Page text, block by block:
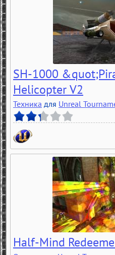
SH-1000
Helicopter V2
Техника для Unreal
Half-Mind